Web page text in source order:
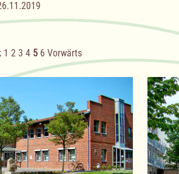
1 2 3 4 5 6 Vorwärts